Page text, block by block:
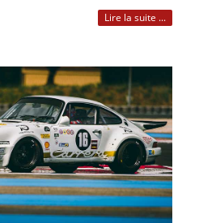
de la saison, les 6 (…)
Lire la suite ...